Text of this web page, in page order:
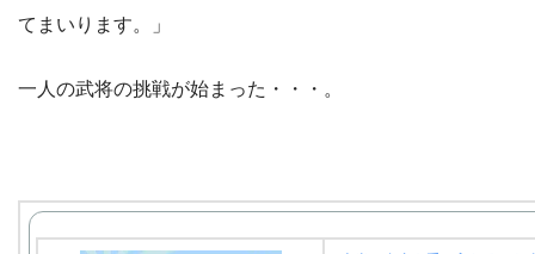
てまいります。」
一人の武将の挑戦が始まった・・・。